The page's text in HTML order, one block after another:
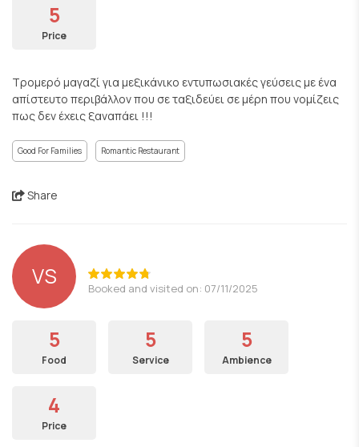
5
Price
Τρομερό μαγαζί για μεξικάνικο εντυπωσιακές γεύσεις με ένα
απίστευτο περιβάλλον που σε ταξιδεύει σε μέρη που νομίζεις
πως δεν έχεις ξαναπάει !!!
Good For Families Romantic Restaurant
Share
VS Booked and visited on: 07/11/2025
5
Food
5
Service
5
Ambience
4
Price